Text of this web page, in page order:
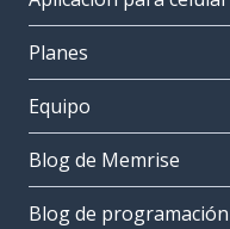
Planes
Equipo
Blog de Memrise
Blog de programación